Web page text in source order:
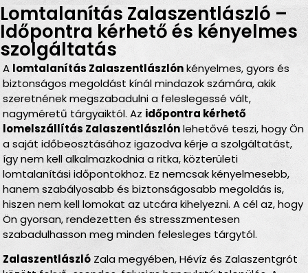
Lomtalanítás Zalaszentlászló –
Időpontra kérhető és kényelmes
szolgáltatás
A lomtalanítás Zalaszentlászlónkényelmes, gyors és
biztonságos megoldást kínál mindazok számára, akik
szeretnének megszabadulni a feleslegessé vált,
nagyméretű tárgyaiktól. Az időpontra kérhető
lomelszállítás Zalaszentlászlónlehetővé teszi, hogy Ön
a saját időbeosztásához igazodva kérje a szolgáltatást,
így nem kell alkalmazkodnia a ritka, közterületi
lomtalanítási időpontokhoz. Ez nemcsak kényelmesebb,
hanem szabályosabb és biztonságosabb megoldás is,
hiszen nem kell lomokat az utcára kihelyezni. A cél az, hogy
Ön gyorsan, rendezetten és stresszmentesen
szabadulhasson meg minden felesleges tárgytól.
Zalaszentlászló Zala megyében, Hévíz és Zalaszentgrót